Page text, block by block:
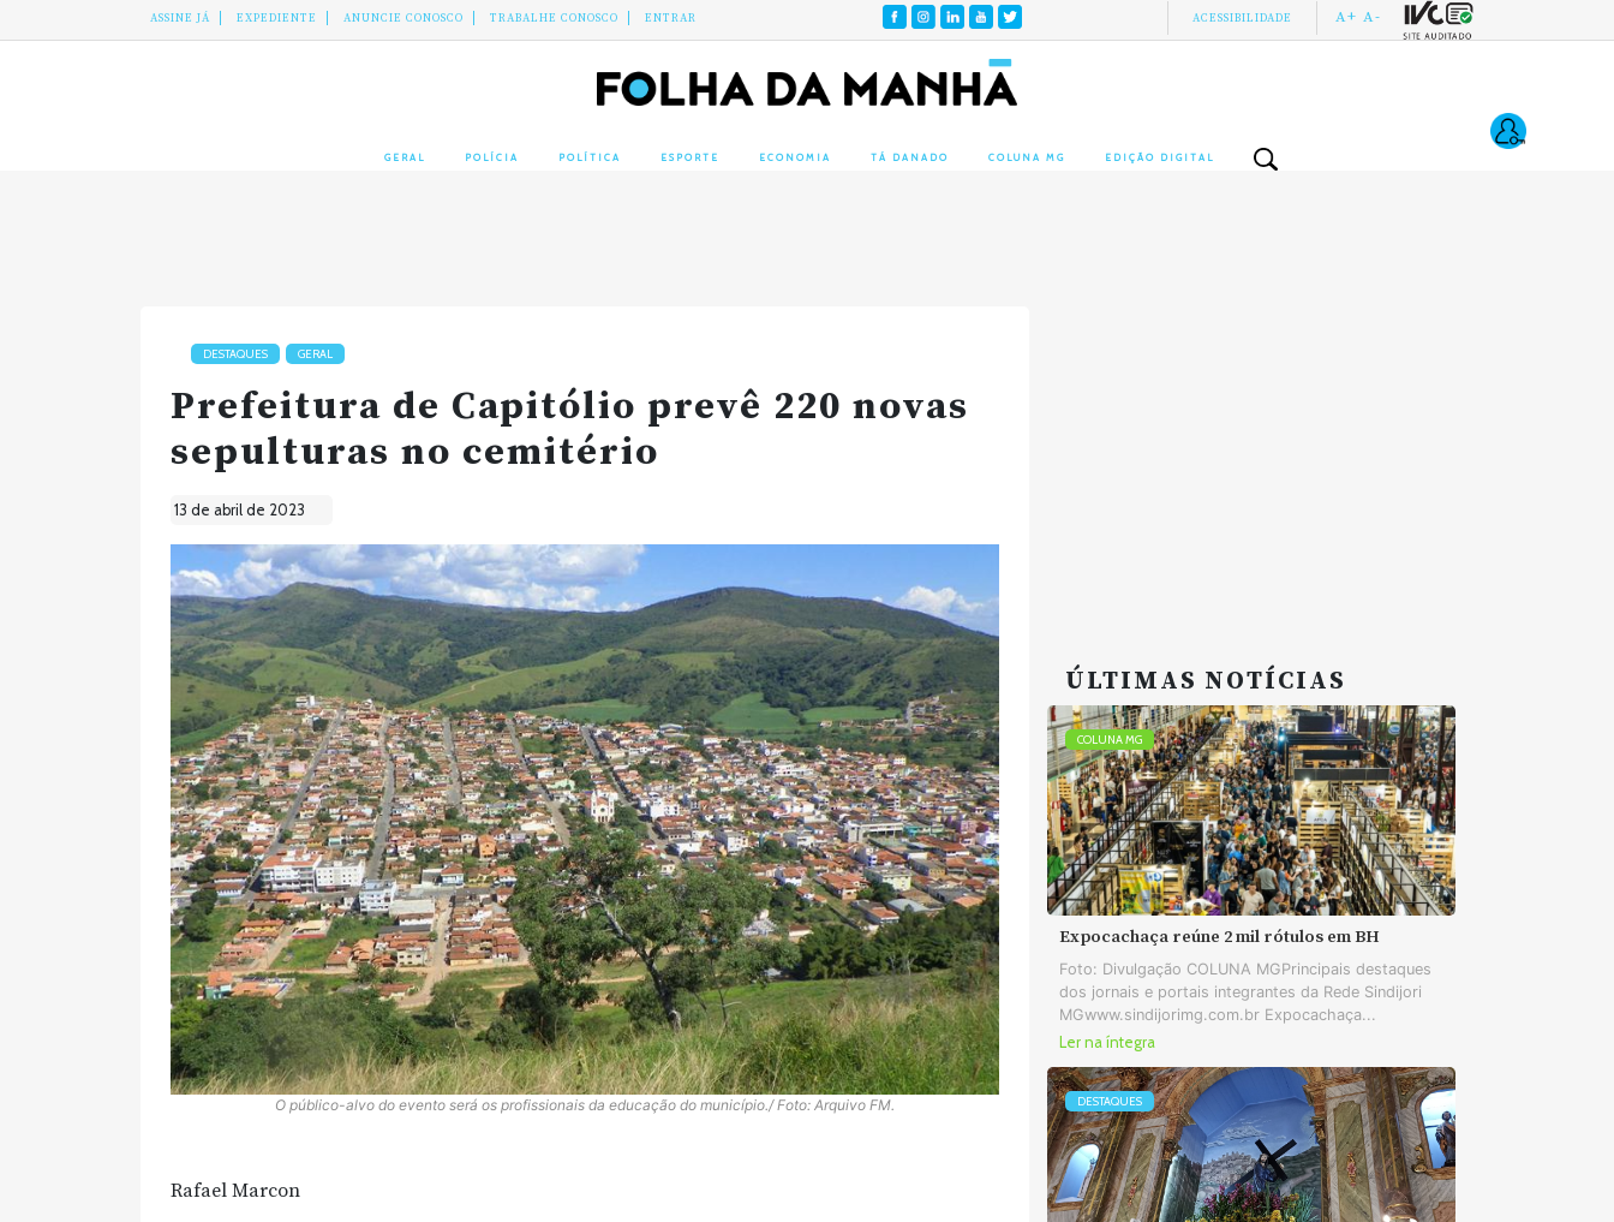
ASSINE JÁ EXPEDIENTE ANUNCIE CONOSCO TRABALHE CONOSCO ENTRAR ACESSIBILIDADE A+ A-
GERAL POLÍCIA POLÍTICA ESPORTE ECONOMIA TÁ DANADO COLUNA MG EDIÇÃO DIGITAL
DESTAQUES GERAL
Prefeitura de Capitólio prevê 220 novas
sepulturas no cemitério
13 de abril de 2023
O público-alvo do evento será os profissionais da educação do município./ Foto: Arquivo FM.
Rafael Marcon
ÚLTIMAS NOTÍCIAS
COLUNA MG
Expocachaça reúne 2 mil rótulos em BH
Foto: Divulgação COLUNA MGPrincipais destaques
dos jornais e portais integrantes da Rede Sindijori
MGwww.sindijorimg.com.br Expocachaça...
Ler na íntegra
DESTAQUES